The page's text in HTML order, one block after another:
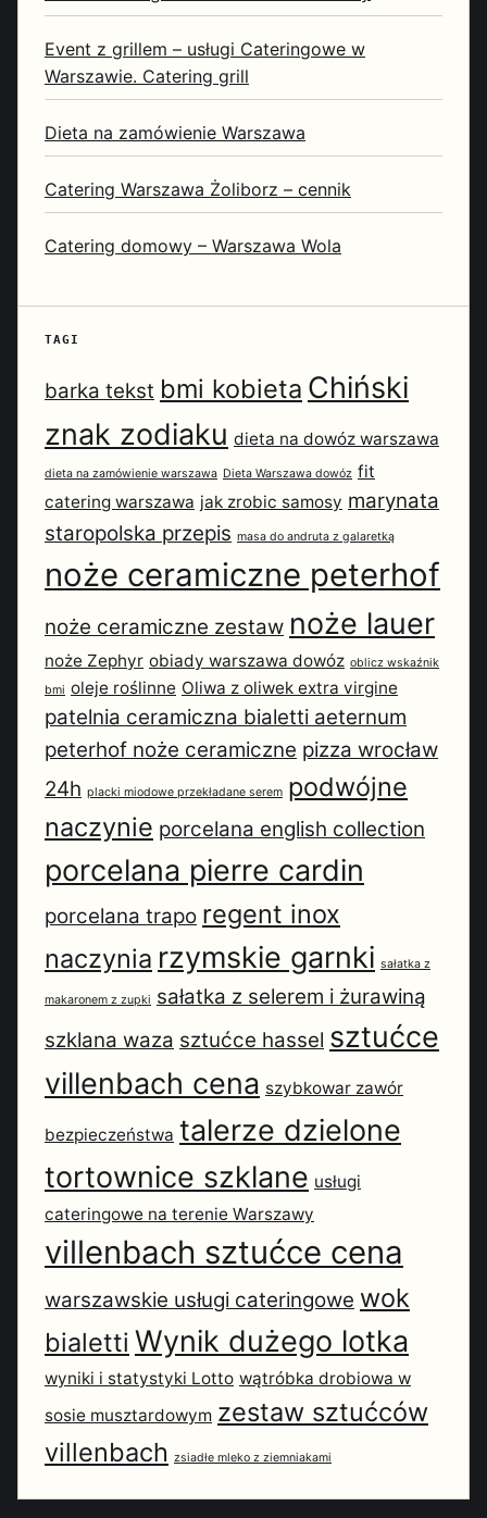
Event z grillem – usługi Cateringowe w
Warszawie. Catering grill
Dieta na zamówienie Warszawa
Catering Warszawa Żoliborz – cennik
Catering domowy – Warszawa Wola
TAGI
barka tekst bmi kobieta Chiński
znak zodiaku dieta na dowóz warszawa
dieta na zamówienie warszawa Dieta Warszawa dowóz fit
catering warszawa jak zrobic samosy marynata
staropolska przepis masa do andruta z galaretką
noże ceramiczne peterhof
noże ceramiczne zestaw noże lauer
noże Zephyr obiady warszawa dowóz oblicz wskaźnik
bmi oleje roślinne Oliwa z oliwek extra virgine
patelnia ceramiczna bialetti aeternum
peterhof noże ceramiczne pizza wrocław
24h placki miodowe przekładane serem podwójne
naczynie porcelana english collection
porcelana pierre cardin
porcelana trapo regent inox
naczynia rzymskie garnki sałatka z
makaronem z zupki sałatka z selerem i żurawiną
szklana waza sztućce hassel sztućce
villenbach cena szybkowar zawór
bezpieczeństwa talerze dzielone
tortownice szklane usługi
cateringowe na terenie Warszawy
villenbach sztućce cena
warszawskie usługi cateringowe wok
bialetti Wynik dużego lotka
wyniki i statystyki Lotto wątróbka drobiowa w
sosie musztardowym zestaw sztućców
villenbach zsiadłe mleko z ziemniakami